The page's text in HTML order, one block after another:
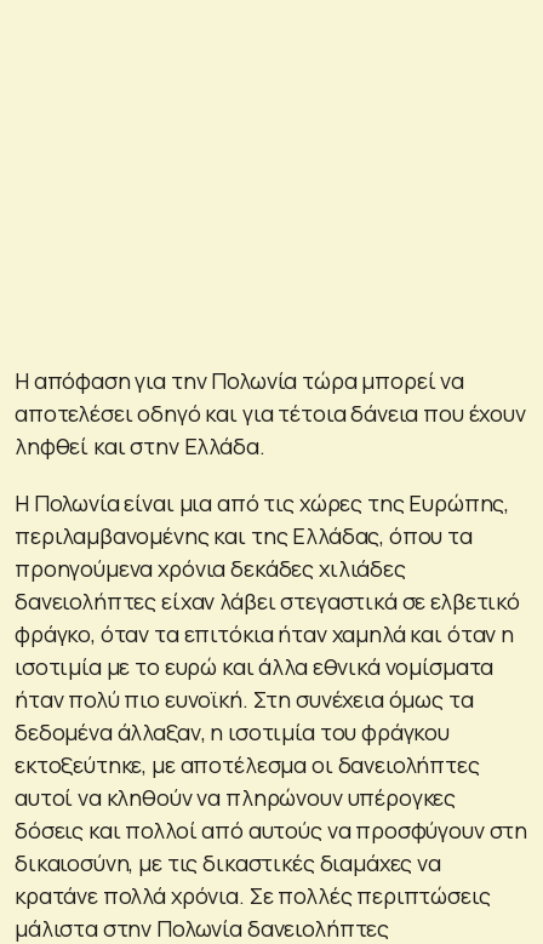
Η απόφαση για την Πολωνία τώρα μπορεί να
αποτελέσει οδηγό και για τέτοια δάνεια που έχουν
ληφθεί και στην Ελλάδα.
Η Πολωνία είναι μια από τις χώρες της Ευρώπης,
περιλαμβανομένης και της Ελλάδας, όπου τα
προηγούμενα χρόνια δεκάδες χιλιάδες
δανειολήπτες είχαν λάβει στεγαστικά σε ελβετικό
φράγκο, όταν τα επιτόκια ήταν χαμηλά και όταν η
ισοτιμία με το ευρώ και άλλα εθνικά νομίσματα
ήταν πολύ πιο ευνοϊκή. Στη συνέχεια όμως τα
δεδομένα άλλαξαν, η ισοτιμία του φράγκου
εκτοξεύτηκε, με αποτέλεσμα οι δανειολήπτες
αυτοί να κληθούν να πληρώνουν υπέρογκες
δόσεις και πολλοί από αυτούς να προσφύγουν στη
δικαιοσύνη, με τις δικαστικές διαμάχες να
κρατάνε πολλά χρόνια. Σε πολλές περιπτώσεις
μάλιστα στην Πολωνία δανειολήπτες